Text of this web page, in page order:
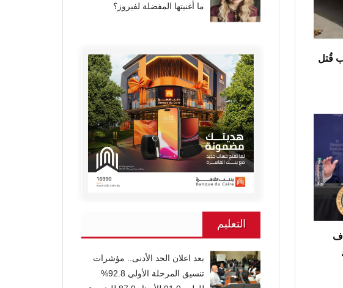
قُتل
ما أغنيتها المفضلة لفيروز؟
التعليم
بعد اعلان الحد الأدنى.. مؤشرات
تنسيق المرحلة الأولي 92.8%